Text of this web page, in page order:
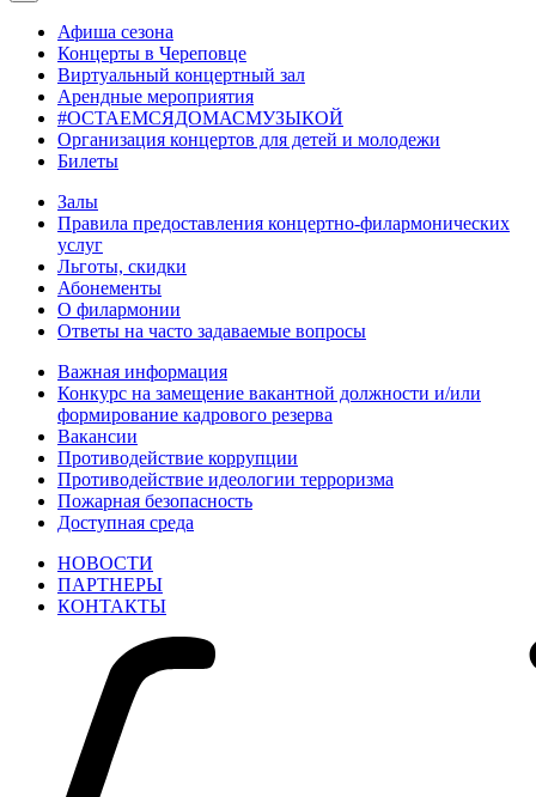
Афиша сезона
Концерты в Череповце
Виртуальный концертный зал
Арендные мероприятия
#ОСТАЕМСЯДОМАСМУЗЫКОЙ
Организация концертов для детей и молодежи
Билеты
Залы
Правила предоставления концертно-филармонических
услуг
Льготы, скидки
Абонементы
О филармонии
Ответы на часто задаваемые вопросы
Важная информация
Конкурс на замещение вакантной должности и/или
формирование кадрового резерва
Вакансии
Противодействие коррупции
Противодействие идеологии терроризма
Пожарная безопасность
Доступная среда
НОВОСТИ
ПАРТНЕРЫ
КОНТАКТЫ